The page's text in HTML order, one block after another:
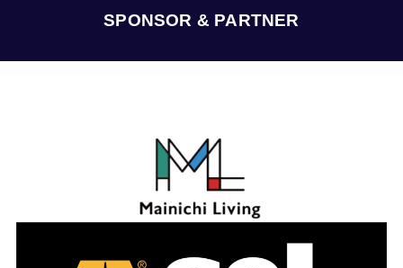
SPONSOR & PARTNER